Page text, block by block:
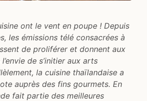
ont le vent en poupe ! Depuis
les émissions télé consacrées à
de proliférer et donnent aux
de s’initier aux arts
la cuisine thaïlandaise a
auprès des fins gourmets. En
fait partie des meilleures